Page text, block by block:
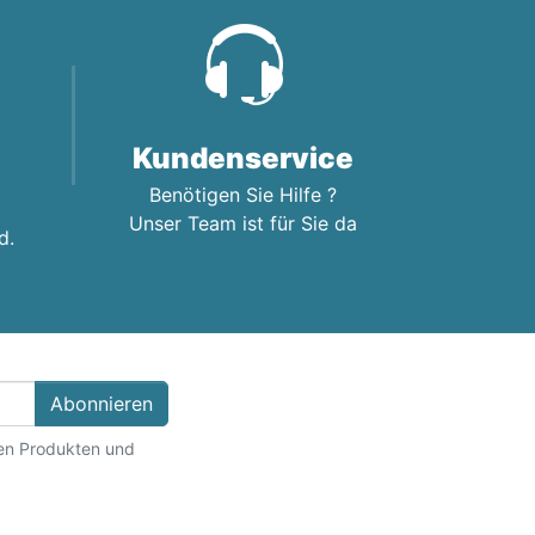
Kundenservice
Benötigen Sie Hilfe ?
Unser Team ist für Sie da
Abonnieren
Produkten und